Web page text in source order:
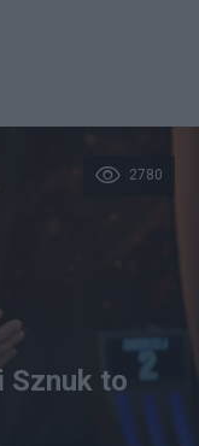
2780
Sznuk to